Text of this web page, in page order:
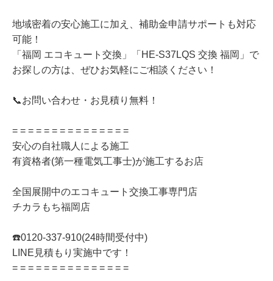
地域密着の安心施工に加え、補助金申請サポートも対応
可能！
「福岡 エコキュート交換」「HE-S37LQS 交換 福岡」で
お探しの方は、ぜひお気軽にご相談ください！
📞お問い合わせ・お見積り無料！
= = = = = = = = = = = = = = =
安心の自社職人による施工
有資格者(第一種電気工事士)が施工するお店
全国展開中のエコキュート交換工事専門店
チカラもち福岡店
☎️0120-337-910(24時間受付中)
LINE見積もり実施中です！
= = = = = = = = = = = = = = =